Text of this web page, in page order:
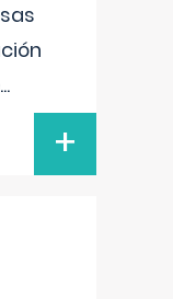
...
+